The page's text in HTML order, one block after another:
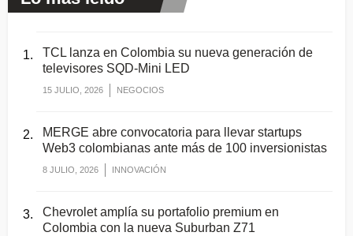
TCL lanza en Colombia su nueva generación de
televisores SQD-Mini LED
15 JULIO, 2026 NEGOCIOS
MERGE abre convocatoria para llevar startups
Web3 colombianas ante más de 100 inversionistas
8 JULIO, 2026 INNOVACIÓN
Chevrolet amplía su portafolio premium en
Colombia con la nueva Suburban Z71